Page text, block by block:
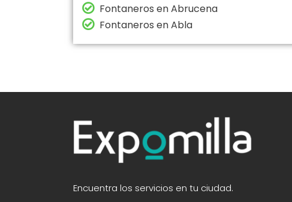
Fontaneros en Abrucena
Fontaneros en Abla
Encuentra los servicios en tu ciudad.